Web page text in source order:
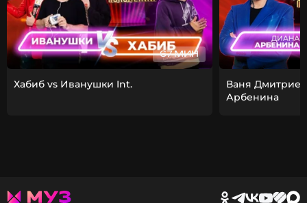
67 МИН
Хабиб vs Иванушки Int.
Ваня
Арбенина